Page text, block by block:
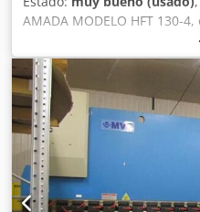
AMADA MODELO HFT 130-
3000 mm de longitud de
hidráulica de descenso
AMADA, control CNC de 4
montados en la máquina,
enclavamiento de
prensa plegadora CNC de
1300 KN Cedpfjzbqnyjx
R Longitud máxima de
470 mm Carrera: 200 mm